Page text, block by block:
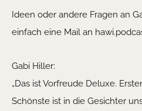
Ideen oder andere Fragen an
einfach eine Mail an
Gabi Hiller:
„Das ist Vorfreude Deluxe.
Schönste ist in die Gesichter